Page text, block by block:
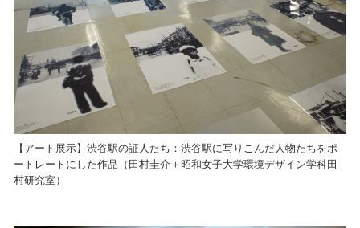
【アート展示】渋谷駅の証人たち：渋谷駅に写りこんだ人物たちをポ
ートレートにした作品（田村圭介＋昭和女子大学環境デザイン学科田
村研究室）